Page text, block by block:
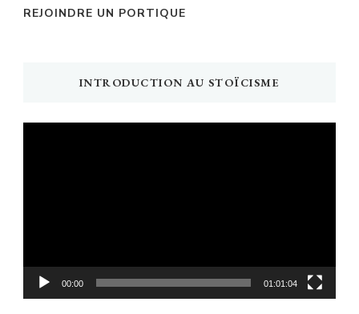
REJOINDRE UN PORTIQUE
INTRODUCTION AU STOÏCISME
00:00 01:01:04